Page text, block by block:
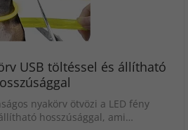
USB töltéssel és állítható
nyakörv ötvözi a LED fény
hosszúsággal, ami…